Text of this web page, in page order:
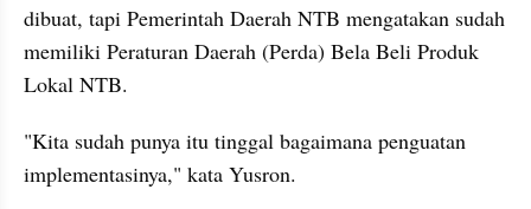
dibuat, tapi Pemerintah Daerah NTB mengatakan sudah
memiliki Peraturan Daerah (Perda) Bela Beli Produk
Lokal NTB.
"Kita sudah punya itu tinggal bagaimana penguatan
implementasinya," kata Yusron.